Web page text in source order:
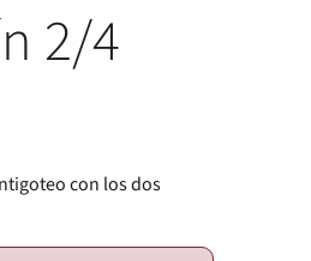
2/4
con los dos